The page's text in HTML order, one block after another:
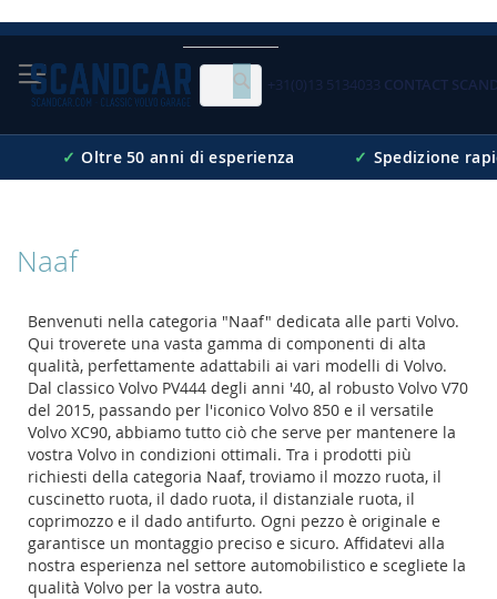
Skip
Content
Cerca
+31(0)13 5134033 CONTACT
✓ Oltre 50 anni di esperienza ✓ Spedizione
Naaf
Benvenuti nella categoria "Naaf" dedicata alle parti Volvo.
Qui troverete una vasta gamma di componenti di alta
qualità, perfettamente adattabili ai vari modelli di Volvo.
Dal classico Volvo PV444 degli anni '40, al robusto Volvo V70
del 2015, passando per l'iconico Volvo 850 e il versatile
Volvo XC90, abbiamo tutto ciò che serve per mantenere la
vostra Volvo in condizioni ottimali. Tra i prodotti più
richiesti della categoria Naaf, troviamo il mozzo ruota, il
cuscinetto ruota, il dado ruota, il distanziale ruota, il
coprimozzo e il dado antifurto. Ogni pezzo è originale e
garantisce un montaggio preciso e sicuro. Affidatevi alla
nostra esperienza nel settore automobilistico e scegliete la
qualità Volvo per la vostra auto.